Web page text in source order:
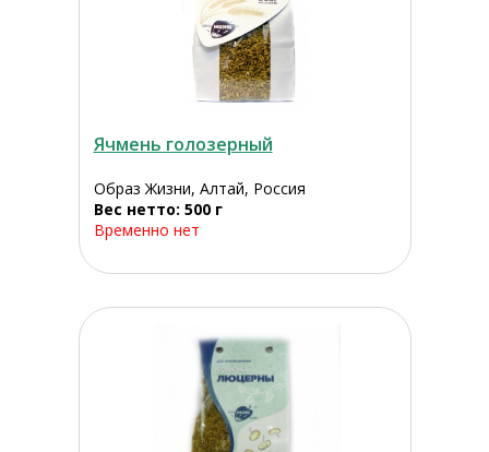
Ячмень голозерный
Образ Жизни, Алтай, Россия
Вес нетто: 500 г
Временно нет